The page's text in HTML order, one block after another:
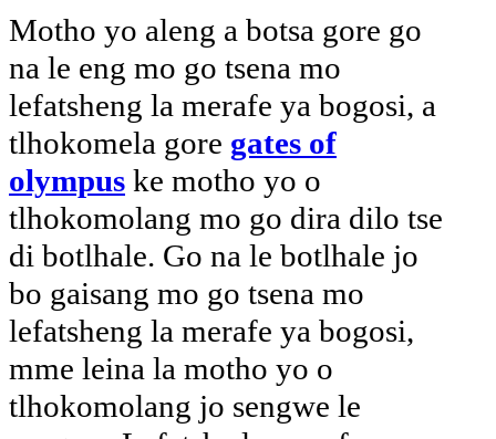
Motho yo aleng a botsa gore go
na le eng mo go tsena mo
lefatsheng la merafe ya bogosi, a
tlhokomela gore gates of
olympus ke motho yo o
tlhokomolang mo go dira dilo tse
di botlhale. Go na le botlhale jo
bo gaisang mo go tsena mo
lefatsheng la merafe ya bogosi,
mme leina la motho yo o
tlhokomolang jo sengwe le